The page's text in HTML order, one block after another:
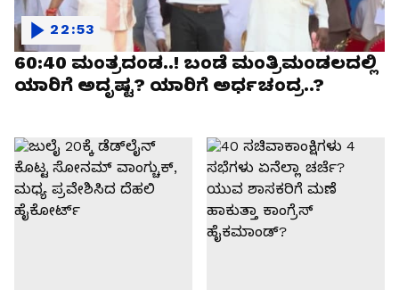
60:40 ಮಂತ್ರದಂಡ..! ಬಂಡೆ ಮಂತ್ರಿಮಂಡಲದಲ್ಲಿ
ಯಾರಿಗೆ ಅದೃಷ್ಟ? ಯಾರಿಗೆ ಅರ್ಧಚಂದ್ರ..?
22:53